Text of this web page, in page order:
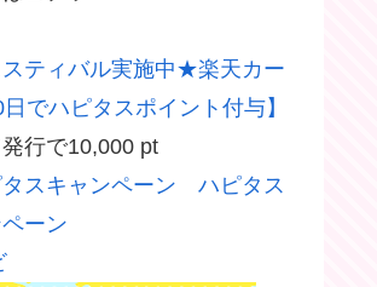
ティバル実施中★楽天カー
日でハピタスポイント付与】
行で10,000 pt
スキャンペーン ハピタス
ーン